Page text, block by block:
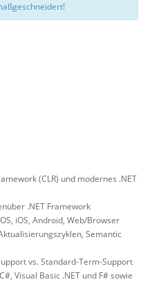
(CLR) und modernes .NET
.NET Framework
iOS, Android, Web/Browser
Semantic
vs. Standard-Term-Support
Visual Basic .NET und F# sowie